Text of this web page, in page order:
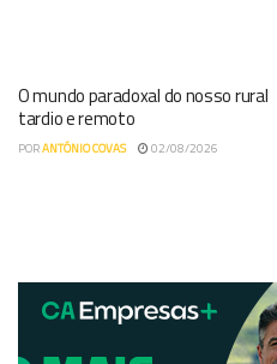
O mundo paradoxal do nosso rural
tardio e remoto
PORANTÓNIO COVAS 02/08/2026